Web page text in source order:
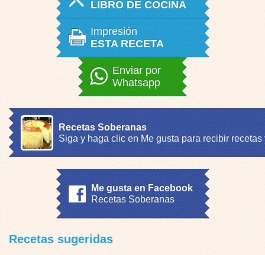
LIBRO DE COCINA
Impresión
ESTA RECETA
Enviar por
Whatsapp
Recetas Soberanas
Siga y haga clic en Me gusta para recibir
Me gusta en Facebook
Recetas Soberanas
Recetas sugeridas